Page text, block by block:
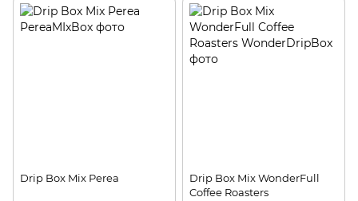
Drip Box Mix Perea
Drip Box Mix WonderFull
Coffee Roasters